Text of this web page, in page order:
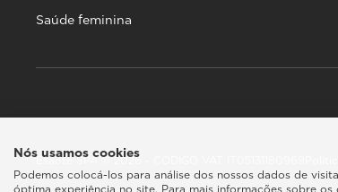
Saúde feminina
Esaote SPA © 2026 - CÓDIGO VAT IT05131180969
Nós usamos cookies
Podemos colocá-los para análise dos nossos dados de
óptima experiência no site. Para mais informações sobre